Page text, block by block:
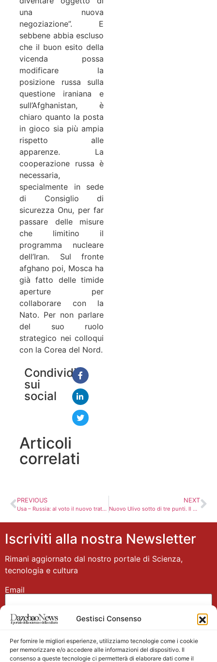
Gestisci Consenso
Per fornire le migliori esperienze, utilizziamo tecnologie come i cookie
per memorizzare e/o accedere alle informazioni del dispositivo. Il
consenso a queste tecnologie ci permetterà di elaborare dati come il
una nuova
negoziazione”. E
sebbene abbia escluso
che il buon esito della
vicenda possa
modificare la
posizione russa sulla
questione iraniana e
sull’Afghanistan, è
chiaro quanto la posta
in gioco sia più ampia
rispetto alle
apparenze. La
cooperazione russa è
necessaria,
specialmente in sede
di Consiglio di
sicurezza Onu, per far
passare delle misure
che limitino il
programma nucleare
dell’Iran. Sul fronte
afghano poi, Mosca ha
già fatto delle timide
aperture per
collaborare con la
Nato. Per non parlare
del suo ruolo
strategico nei colloqui
con la Corea del Nord.
Condividi
sui
social
Articoli
correlati
PREVIOUS
Usa – Russia: al voto il nuovo trattato sulle armi nucleari
NEXT
Nuovo Ulivo sotto di tre punti. Il Caimano ancora vincente nei sondaggi
Iscriviti alla nostra Newsletter
Rimani aggiornato dal nostro portale di Scienza,
tecnologia e cultura
Email
Nome